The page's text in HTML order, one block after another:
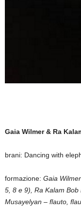
Gaia Wilmer & Ra
brani: Dancing with
formazione: Gaia
5, 8 e 9), Ra Kalam
Musayelyan – flauto,